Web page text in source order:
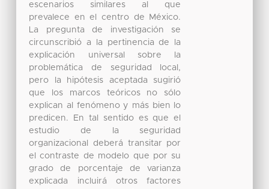
escenarios similares al que
prevalece en el centro de México.
La pregunta de investigación se
circunscribió a la pertinencia de la
explicación universal sobre la
problemática de seguridad local,
pero la hipótesis aceptada sugirió
que los marcos teóricos no sólo
explican al fenómeno y más bien lo
predicen. En tal sentido es que el
estudio de la seguridad
organizacional deberá transitar por
el contraste de modelo que por su
grado de porcentaje de varianza
explicada incluirá otros factores